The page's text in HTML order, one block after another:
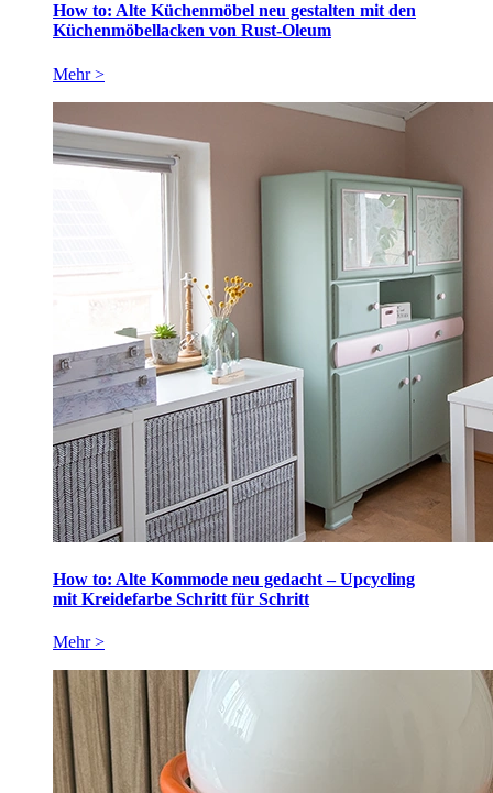
How to: Alte Küchenmöbel neu gestalten mit den
Küchenmöbellacken von Rust-Oleum
Mehr >
How to: Alte Kommode neu gedacht – Upcycling
mit Kreidefarbe Schritt für Schritt
Mehr >